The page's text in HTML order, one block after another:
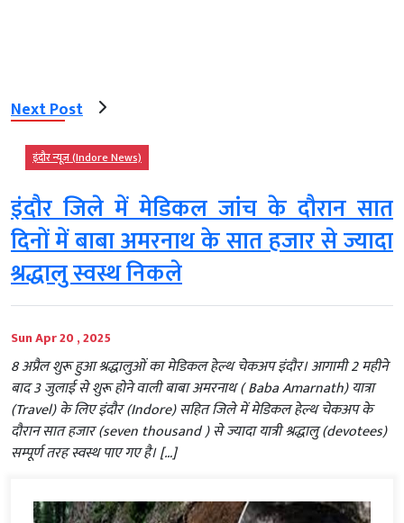
Next Post
इंदौर न्यूज़ (Indore News)
इंदौर जिले में मेडिकल जांच के दौरान सात
दिनों में बाबा अमरनाथ के सात हजार से ज्यादा
श्रद्धालु स्वस्थ निकले
Sun Apr 20 , 2025
8 अप्रैल शुरू हुआ श्रद्धालुओं का मेडिकल हेल्थ चेकअप इंदौर। आगामी 2 महीने
बाद 3 जुलाई से शुरू होने वाली बाबा अमरनाथ ( Baba Amarnath) यात्रा
(Travel) के लिए इंदौर (Indore) सहित जिले में मेडिकल हेल्थ चेकअप के
दौरान सात हजार (seven thousand ) से ज्यादा यात्री श्रद्धालु (devotees)
सम्पूर्ण तरह स्वस्थ पाए गए है। […]